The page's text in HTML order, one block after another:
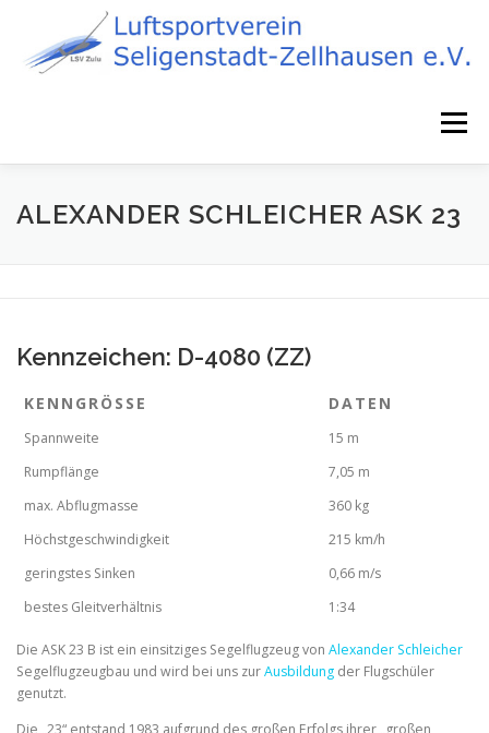
springen
Menü
STARTSEITE NEWS FLIEGEN ÜBER UNS
DATENSCHUTZ IMPRESSUM
ALEXANDER SCHLEICHER ASK 23
Kennzeichen: D-4080 (ZZ)
KENNGRÖSSE DATEN
Spannweite
15 m
Rumpflänge
7,05 m
max. Abflugmasse
360 kg
Höchstgeschwindigkeit
215 km/h
geringstes Sinken
0,66 m/s
bestes Gleitverhältnis
1:34
Die ASK 23 B ist ein einsitziges Segelflugzeug von Alexander Schleicher
Segelflugzeugbau und wird bei uns zurAusbildung der Flugschüler
genutzt.